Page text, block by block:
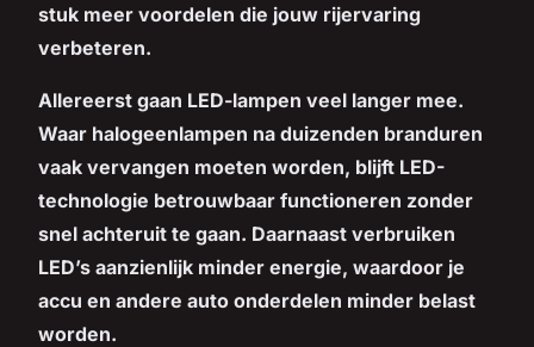
stuk meer voordelen die jouw rijervaring
verbeteren.
Allereerst gaan LED-lampen veel langer mee.
Waar halogeenlampen na duizenden branduren
vaak vervangen moeten worden, blijft LED-
technologie betrouwbaar functioneren zonder
snel achteruit te gaan. Daarnaast verbruiken
LED’s aanzienlijk minder energie, waardoor je
accu en andere auto onderdelen minder belast
worden.